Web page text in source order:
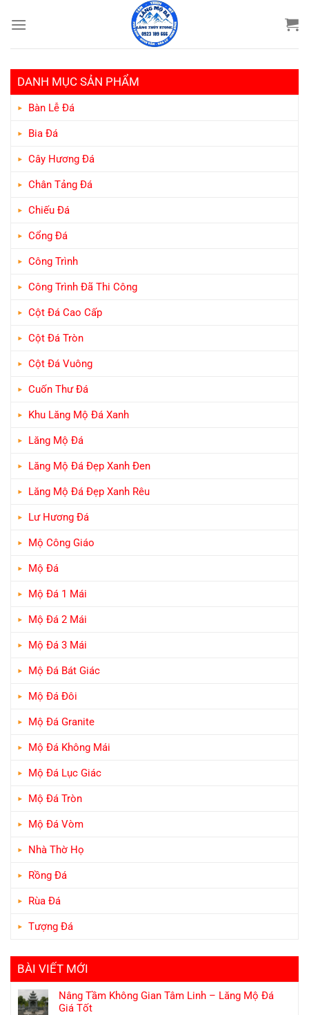
qua
DANH MỤC SẢN PHẨM
Bàn Lễ Đá
Bia Đá
Cây Hương Đá
Chân Tảng Đá
Chiếu Đá
Cổng Đá
Công Trình
Công Trình Đã Thi Công
Cột Đá Cao Cấp
Cột Đá Tròn
Cột Đá Vuông
Cuốn Thư Đá
Khu Lăng Mộ Đá Xanh
Lăng Mộ Đá
Lăng Mộ Đá Đẹp Xanh Đen
Lăng Mộ Đá Đẹp Xanh Rêu
Lư Hương Đá
Mộ Công Giáo
Mộ Đá
Mộ Đá 1 Mái
Mộ Đá 2 Mái
Mộ Đá 3 Mái
Mộ Đá Bát Giác
Mộ Đá Đôi
Mộ Đá Granite
Mộ Đá Không Mái
Mộ Đá Lục Giác
Mộ Đá Tròn
Mộ Đá Vòm
Nhà Thờ Họ
Rồng Đá
Rùa Đá
Tượng Đá
BÀI VIẾT MỚI
Nâng Tầm Không Gian Tâm Linh – Lăng Mộ Đá
Giá Tốt